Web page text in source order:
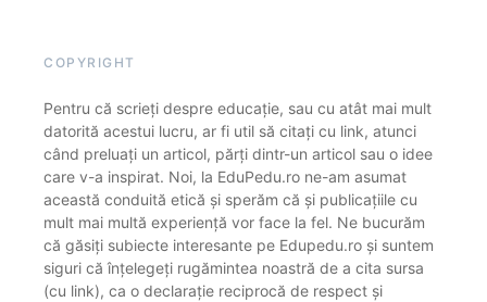
COPYRIGHT
Pentru că scrieți despre educație, sau cu atât mai mult
datorită acestui lucru, ar fi util să citați cu link, atunci
când preluați un articol, părți dintr-un articol sau o idee
care v-a inspirat. Noi, la EduPedu.ro ne-am asumat
această conduită etică și sperăm că și publicațiile cu
mult mai multă experiență vor face la fel. Ne bucurăm
că găsiți subiecte interesante pe Edupedu.ro și suntem
siguri că înțelegeți rugămintea noastră de a cita sursa
(cu link), ca o declarație reciprocă de respect și